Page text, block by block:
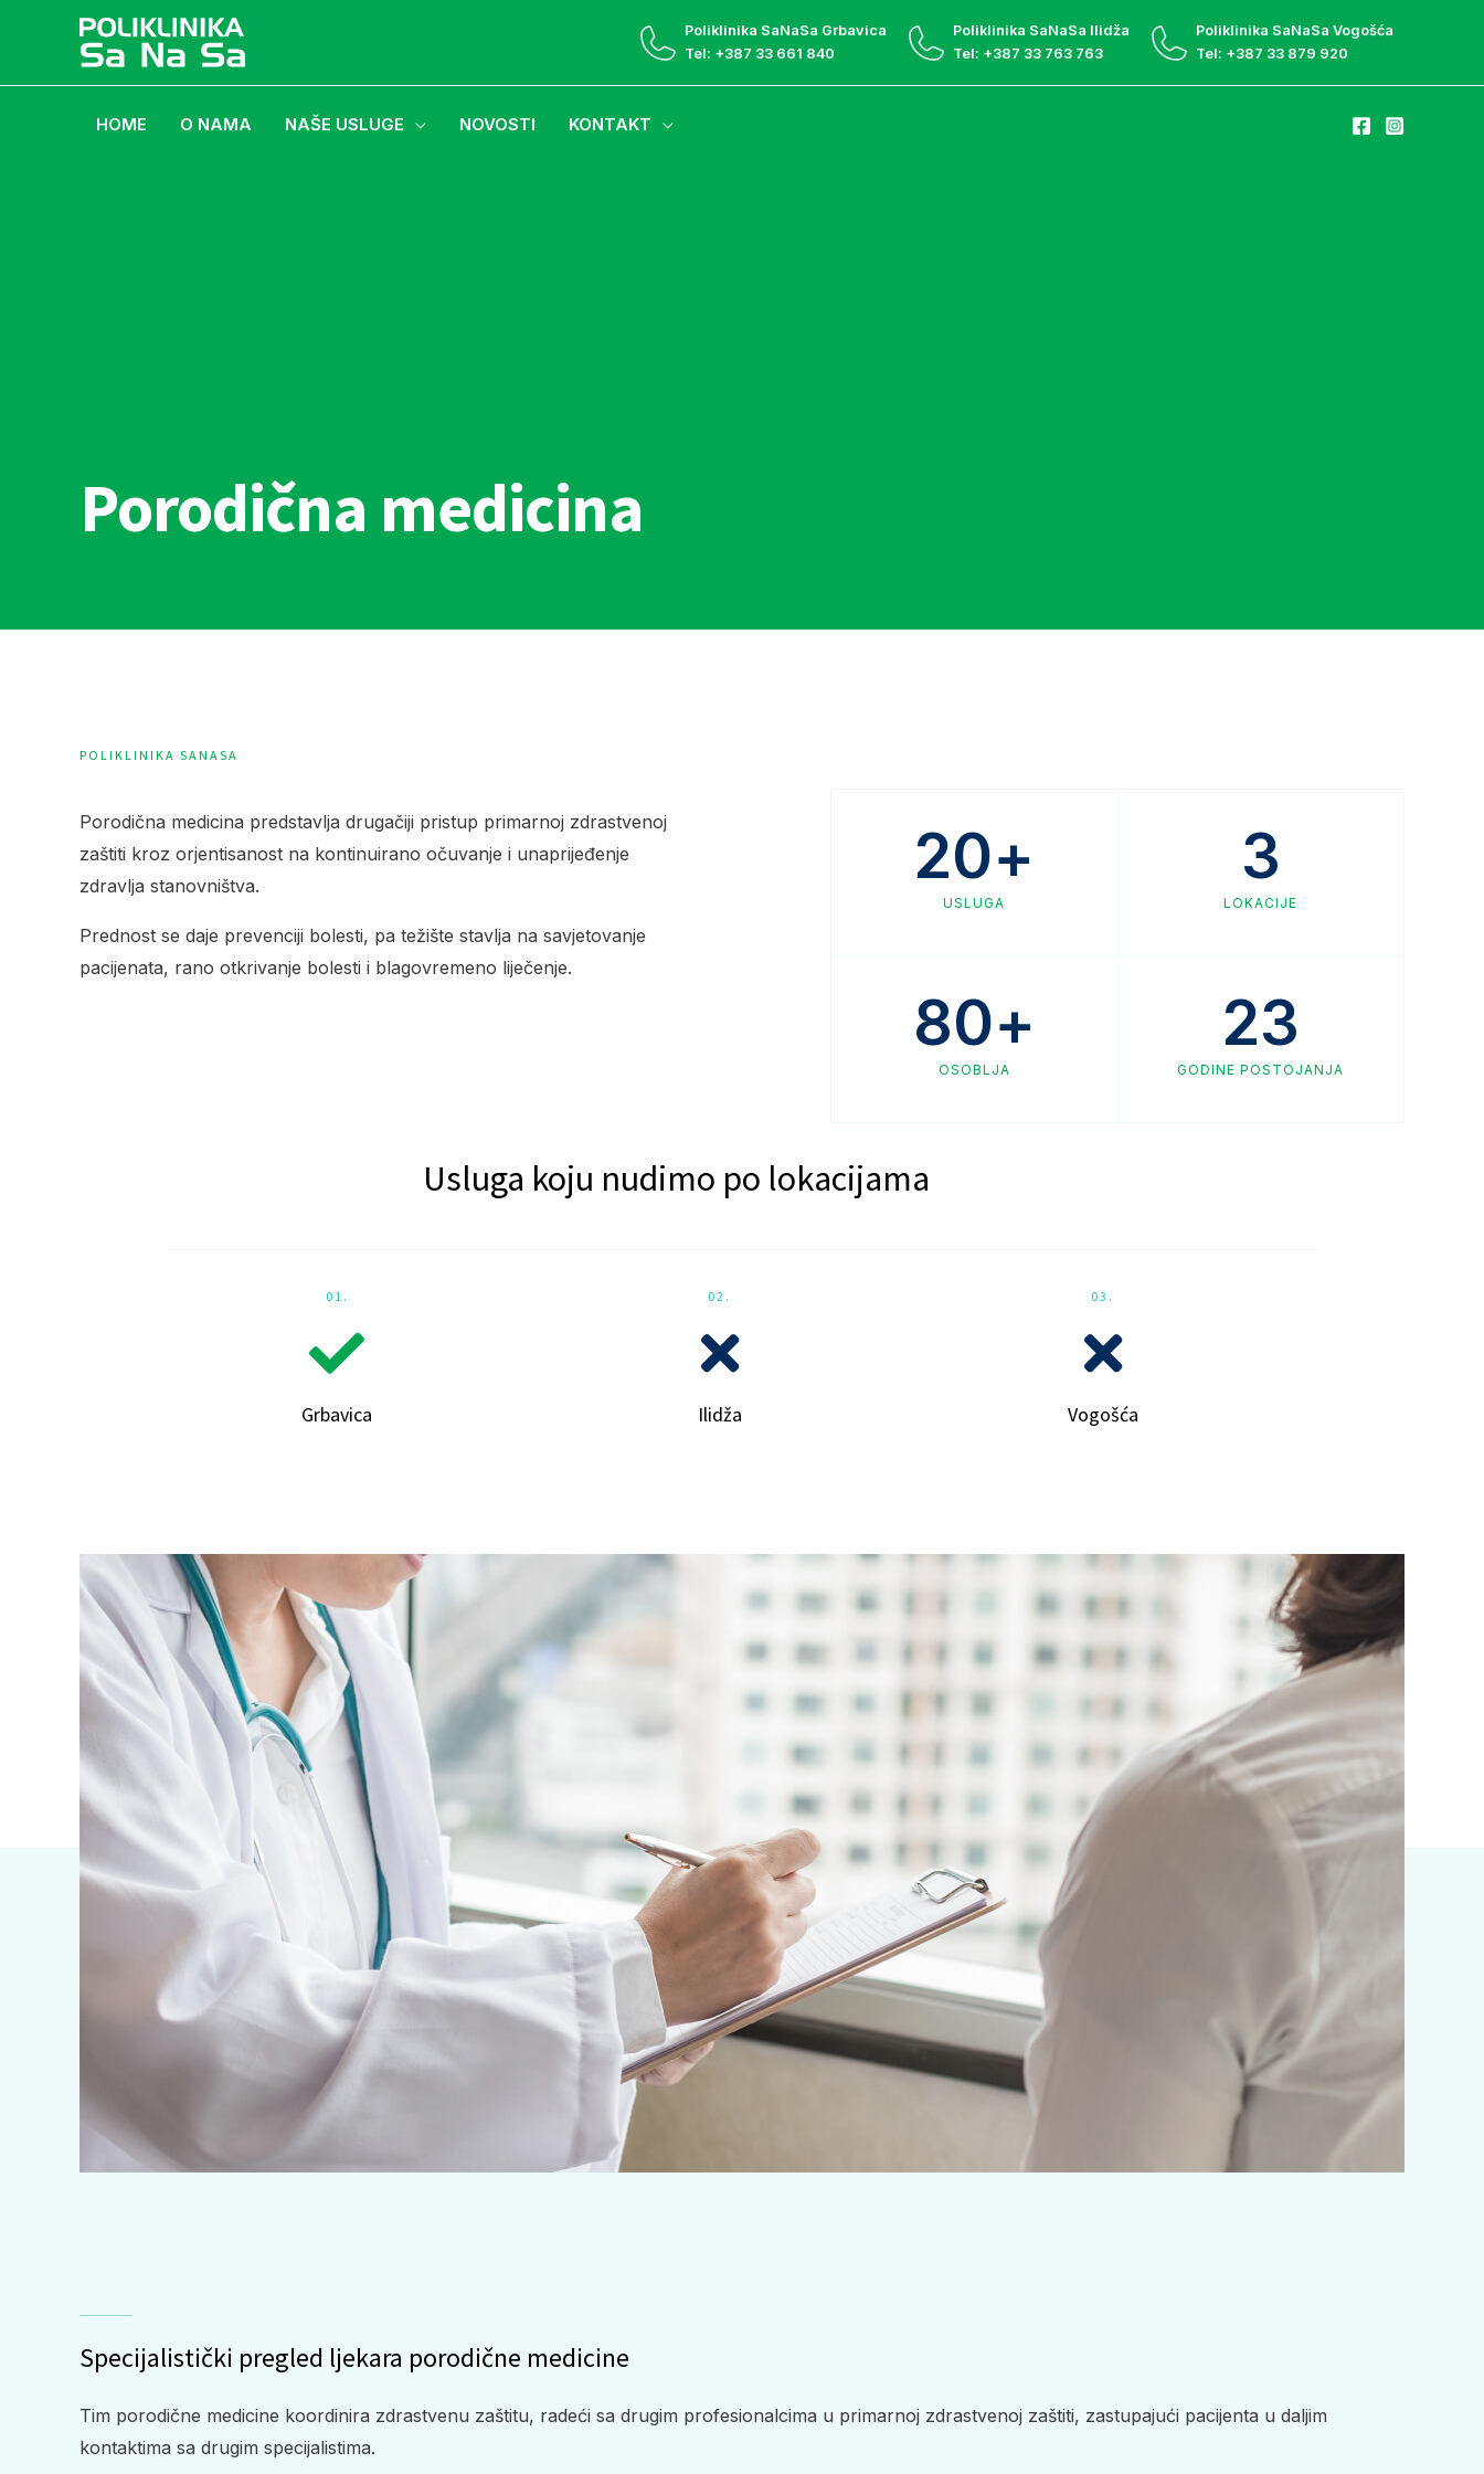
Poliklinika SaNaSa Grbavica
Tel: +387 33 661 840
Poliklinika SaNaSa Ilidža
Tel: +387 33 763 763
Poliklinika SaNaSa Vogošća
Tel: +387 33 879 920
HOME O NAMA NAŠE USLUGE NOVOSTI KONTAKT
Porodična medicina
POLIKLINIKA SANASA
Porodična medicina predstavlja drugačiji pristup primarnoj zdrastvenoj
zaštiti kroz orjentisanost na kontinuirano očuvanje i unaprijeđenje
zdravlja stanovništva.
Prednost se daje prevenciji bolesti, pa težište stavlja na savjetovanje
pacijenata, rano otkrivanje bolesti i blagovremeno liječenje.
20+
USLUGA
3
LOKACIJE
80+
OSOBLJA
23
GODINE POSTOJANJA
Usluga koju nudimo po lokacijama
01.
Grbavica
02.
Ilidža
03.
Vogošća
Specijalistički pregled ljekara porodične medicine
Tim porodične medicine koordinira zdrastvenu zaštitu, radeći sa drugim profesionalcima u primarnoj zdrastvenoj zaštiti, zastupajući pacijenta u daljim
kontaktima sa drugim specijalistima.